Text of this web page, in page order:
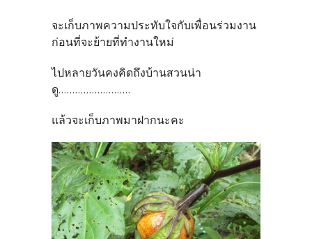
จะเก็บภาพความประทับใจกับเพื่อนร่วมงาน
ก่อนที่จะย้ายที่ทำงานใหม่
ไปหลายวันคงคิดถึงบ้านสวนน่า
ดู..........................
แล้วจะเก็บภาพมาฝากนะคะ